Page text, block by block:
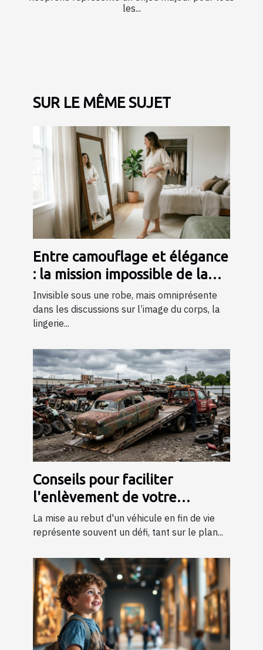
les...
SUR LE MÊME SUJET
Entre camouflage et élégance
: la mission impossible de la
lingerie gainante ?
Invisible sous une robe, mais omniprésente
dans les discussions sur l’image du corps, la
lingerie...
Conseils pour faciliter
l'enlèvement de votre
véhicule en fin de vie
La mise au rebut d'un véhicule en fin de vie
représente souvent un défi, tant sur le plan...